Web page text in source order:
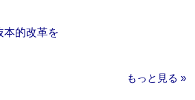
本的改革を
もっと見る »